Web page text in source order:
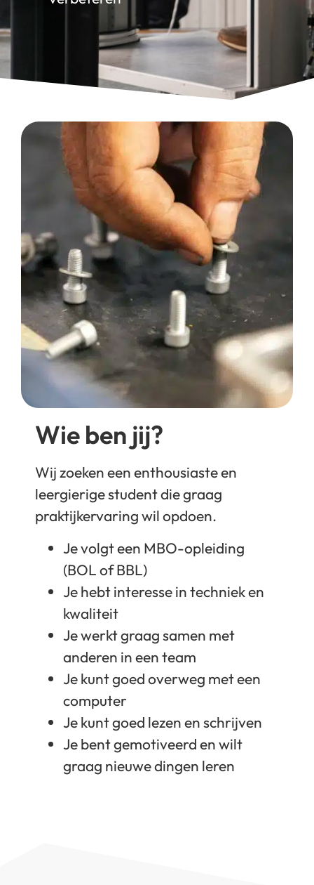
Wie ben jij?
Wij zoeken een enthousiaste en
leergierige student die graag
praktijkervaring wil opdoen.
Je volgt een MBO-opleiding
(BOL of BBL)
Je hebt interesse in techniek en
kwaliteit
Je werkt graag samen met
anderen in een team
Je kunt goed overweg met een
computer
Je kunt goed lezen en schrijven
Je bent gemotiveerd en wilt
graag nieuwe dingen leren